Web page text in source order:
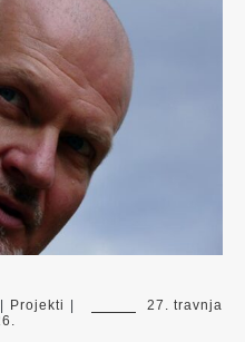
Projekti
27. travnja